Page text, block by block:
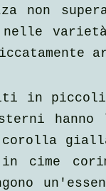
non
nelle
in piccoli
corolla
cime